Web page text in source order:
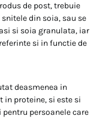
de post, trebuie
din soia, sau se
si soia granulata, iar
si in functie de
deasmenea in
in proteine, si este si
persoanele care